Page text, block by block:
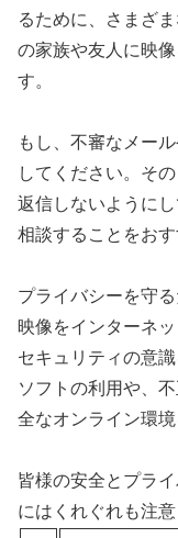
るために、さまざ
の家族や友人に映
す。
もし、不審なメー
してください。そ
返信しないように
相談することをおす
プライバシーを守
映像をインターネ
セキュリティの意
ソフトの利用や、
全なオンライン環境
皆様の安全とプラ
にはくれぐれも注意